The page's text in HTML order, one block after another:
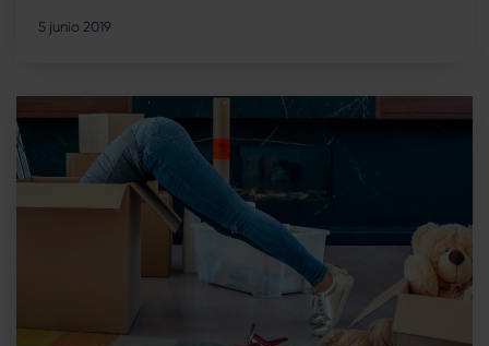
5 junio 2019